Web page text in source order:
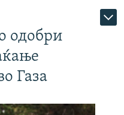
одобри
Газа